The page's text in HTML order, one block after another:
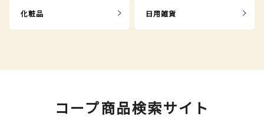
化粧品 日用雑貨
コープ商品検索サイト